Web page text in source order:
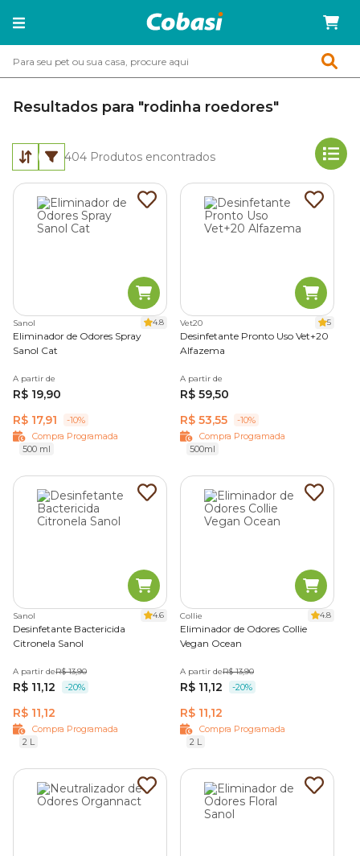
Resultados para "rodinha roedores"
404 Produtos encontrados
Sanol 4.8
Eliminador de Odores Spray
Sanol Cat
A partir de
R$ 19,90
R$ 17,91
-10%
Compra Programada
500 ml
Vet20 5
Desinfetante Pronto Uso Vet+20
Alfazema
A partir de
R$ 59,50
R$ 53,55
-10%
Compra Programada
500ml
Sanol 4.6
Desinfetante Bactericida
Citronela Sanol
A partir deR$ 13,90
R$ 11,12 -20%
R$ 11,12
Compra Programada
2 L
Collie 4.8
Eliminador de Odores Collie
Vegan Ocean
A partir deR$ 13,90
R$ 11,12 -20%
R$ 11,12
Compra Programada
2 L